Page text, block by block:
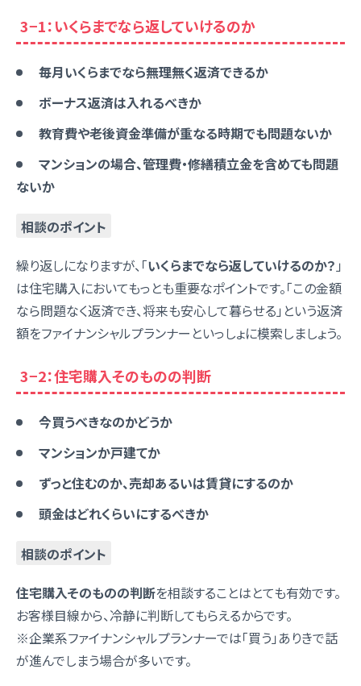
3−1：いくらまでなら返していけるのか
毎月いくらまでなら無理無く返済できるか
ボーナス返済は入れるべきか
教育費や老後資金準備が重なる時期でも問題ないか
マンションの場合、管理費・修繕積立金を含めても問題
ないか
相談のポイント
繰り返しになりますが、「いくらまでなら返していけるのか？ 」
は住宅購入においてもっとも重要なポイントです。「この金額
なら問題なく返済でき、将来も安心して暮らせる」という返済
額をファイナンシャルプランナーといっしょに模索しましょう。
3−2：住宅購入そのものの判断
今買うべきなのかどうか
マンションか戸建てか
ずっと住むのか、売却あるいは賃貸にするのか
頭金はどれくらいにするべきか
相談のポイント
住宅購入そのものの判断を相談することはとても有効です。
お客様目線から、冷静に判断してもらえるからです。
※企業系ファイナンシャルプランナーでは「買う」ありきで話
が進んでしまう場合が多いです。